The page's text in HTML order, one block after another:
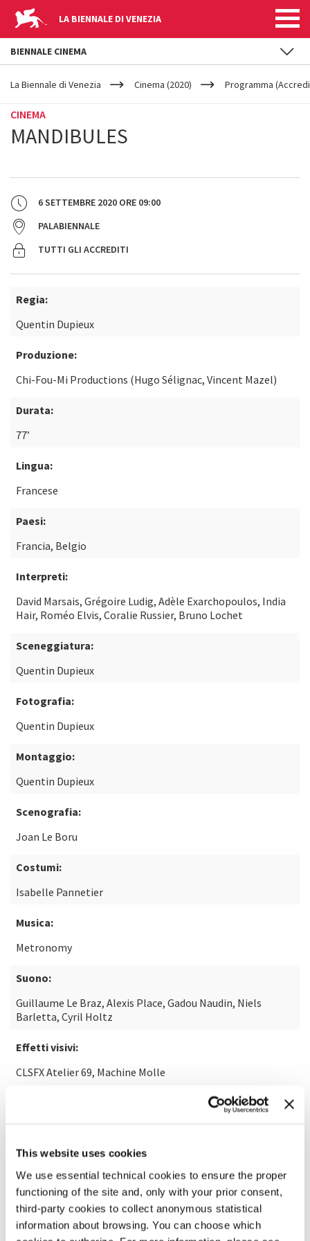
This website uses cookies
We use essential technical cookies to ensure the proper
functioning of the site and, only with your prior consent,
third-party cookies to collect anonymous statistical
information about browsing. You can choose which
LA BIENNALE DI VENEZIA
YOUR
ARE
La Biennale di Venezia Cinema (2020) Programma
CINEMA
MANDIBULES
6 SETTEMBRE 2020 ORE 09:00
PALABIENNALE
TUTTI GLI ACCREDITI
Regia:
Quentin Dupieux
Produzione:
Chi-Fou-Mi Productions (Hugo Sélignac, Vincent Mazel)
Durata:
77’
Lingua:
Francese
Paesi:
Francia, Belgio
Interpreti:
David Marsais, Grégoire Ludig, Adèle Exarchopoulos, India
Hair, Roméo Elvis, Coralie Russier, Bruno Lochet
Sceneggiatura:
Quentin Dupieux
Fotografia:
Quentin Dupieux
Montaggio:
Quentin Dupieux
Scenografia:
Joan Le Boru
Costumi:
Isabelle Pannetier
Musica:
Metronomy
Suono:
Guillaume Le Braz, Alexis Place, Gadou Naudin, Niels
Barletta, Cyril Holtz
Effetti visivi:
CLSFX Atelier 69, Machine Molle
BIENNALE CINEMA